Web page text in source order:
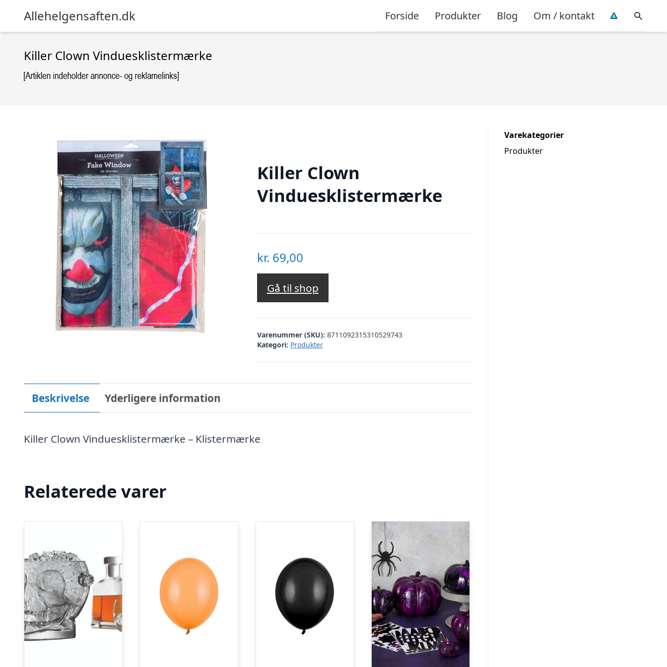
Allehelgensaften.dk Forside Produkter Blog Om / kontakt
Killer Clown Vinduesklistermærke
Killer Clown
Vinduesklistermærke
kr. 69,00
Gå til shop
Varenummer (SKU): 8711092315310529743
Kategori: Produkter
Beskrivelse Yderligere information
Killer Clown Vinduesklistermærke – Klistermærke
Relaterede varer
Varekategorier
Produkter